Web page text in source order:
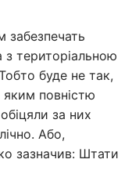
забезпечать
з територіальною
буде не так,
яким повністю
за них
Або,
зазначив: Штати